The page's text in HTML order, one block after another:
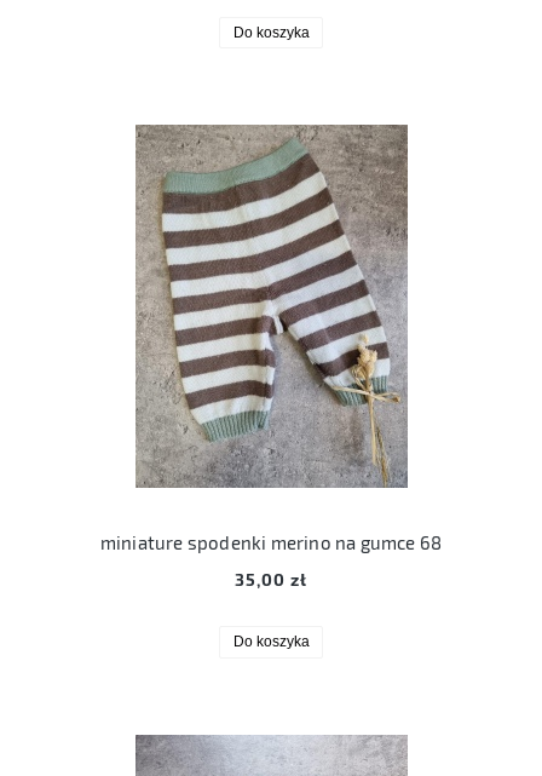
Do koszyka
miniature spodenki merino na gumce 68
35,00 zł
Do koszyka